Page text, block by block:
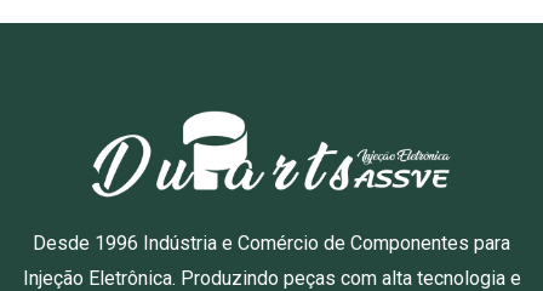
Desde 1996 Indústria e Comércio de Componentes para
Injeção Eletrônica. Produzindo peças com alta tecnologia e